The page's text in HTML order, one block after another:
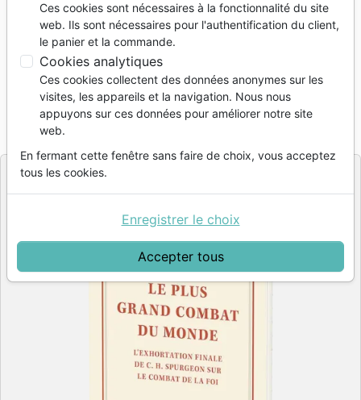
Accueil Livres Edification
Croissance spirituelle
Plus Grand Combat du monde (Le)
Le Plus Grand Combat du monde
Auteur :Charles Haddon Spurgeon
RéférencePC7335 EAN9782924773352
Editeur Impact Héritage
Ces cookies sont nécessaires à la fonctionnalité du site
web. Ils sont nécessaires pour l'authentification du client,
le panier et la commande.
Cookies analytiques
Ces cookies collectent des données anonymes sur les
visites, les appareils et la navigation. Nous nous
appuyons sur ces données pour améliorer notre site
web.
En fermant cette fenêtre sans faire de choix, vous acceptez
tous les cookies.
Accepter tous
Enregistrer le choix